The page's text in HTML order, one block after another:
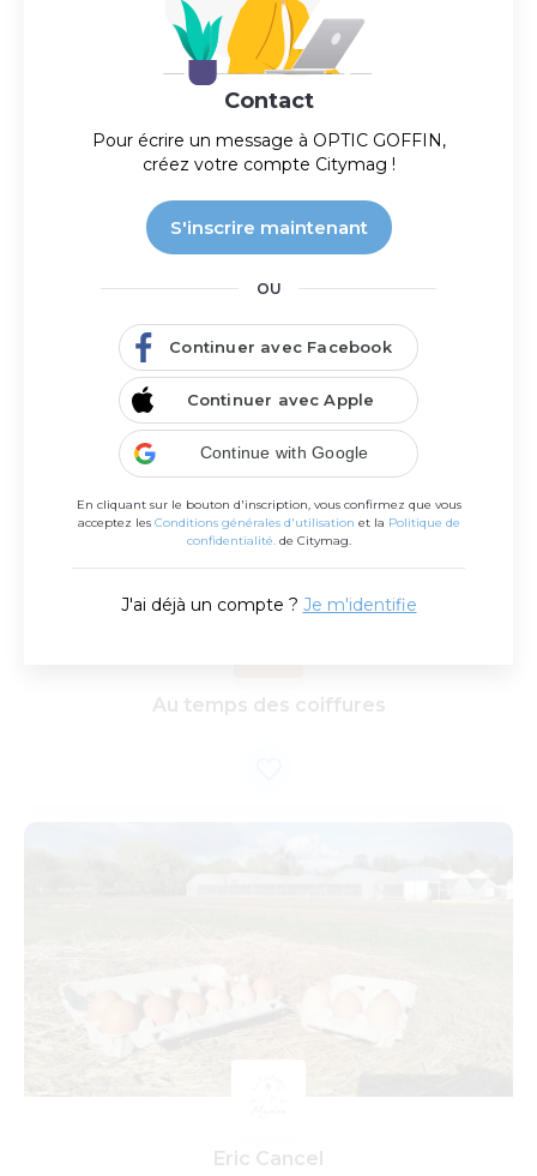
Boucherie du Lavoir
Actuellement ouvert
07:30 - 12:30 / 16:00 - 19:30
Au temps des coiffures
Eric Cancel
Contact
Pour écrire un message à OPTIC GOFFIN,
créez votre compte Citymag !
S'inscrire maintenant
OU
Continuer avec Facebook
Continuer avec Apple
Continue with Google
En cliquant sur le bouton d'inscription, vous confirmez que vous
acceptez les Conditions générales d'utilisation et la Politique de
confidentialité. de Citymag.
J'ai déjà un compte ? Je m'identifie